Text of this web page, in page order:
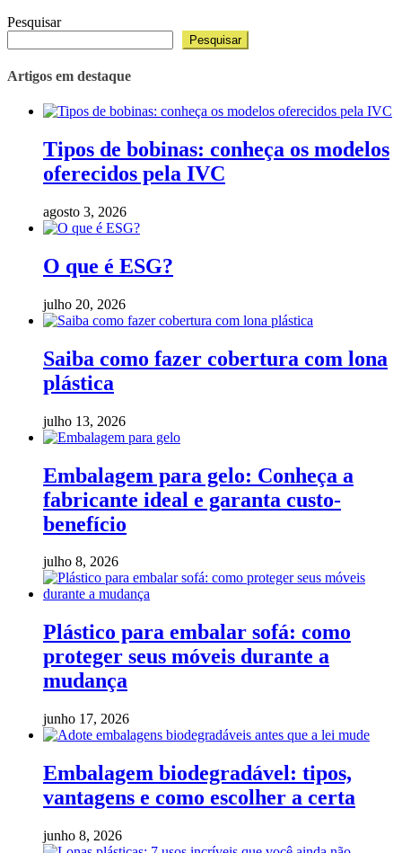
Pesquisar
Pesquisar
Artigos em destaque
Tipos de bobinas: conheça os modelos
oferecidos pela IVC
agosto 3, 2026
O que é ESG?
julho 20, 2026
Saiba como fazer cobertura com lona
plástica
julho 13, 2026
Embalagem para gelo: Conheça a
fabricante ideal e garanta custo-
benefício
julho 8, 2026
Plástico para embalar sofá: como
proteger seus móveis durante a
mudança
junho 17, 2026
Embalagem biodegradável: tipos,
vantagens e como escolher a certa
junho 8, 2026